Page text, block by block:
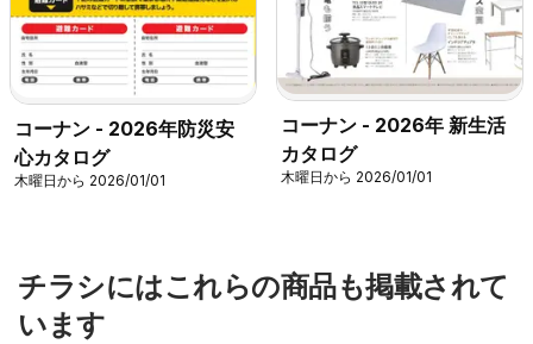
コーナン - 2026年防災安
心カタログ
木曜日から 2026/01/01
コーナン - 2026年 新生活
カタログ
木曜日から 2026/01/01
チラシにはこれらの商品も掲載されて
います